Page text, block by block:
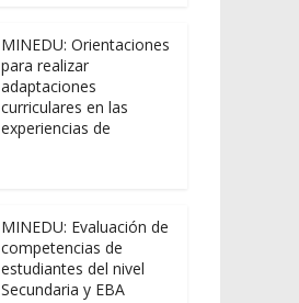
MINEDU: Orientaciones
para realizar
adaptaciones
curriculares en las
experiencias de
MINEDU: Evaluación de
competencias de
estudiantes del nivel
Secundaria y EBA